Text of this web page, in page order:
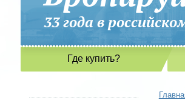
33 года в
Где купить?